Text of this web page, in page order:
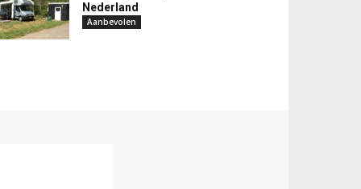
Nederland
Aanbevolen